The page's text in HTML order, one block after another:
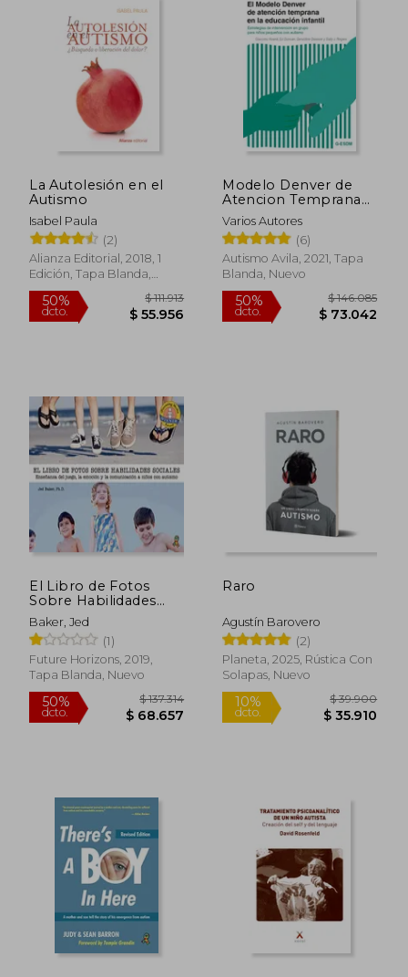
50%
dcto. $ 39.656
50%
dcto. $
La Autolesión en el
Autismo
Isabel Paula
(2)
Alianza Editorial, 2018, 1
Edición, Tapa Blanda,
Nuevo
50%
dcto.
$ 111.913
$ 55.956
Modelo Denver de
Atencion Temprana
en la Educacion
Infantil
Varios Autores
(6)
Autismo Avila, 2021, Tapa
Blanda, Nuevo
50%
dcto.
$
$
El Libro de Fotos
Sobre Habilidades
Sociales: Enseñanza
del Juego, la
Emoción y la
Comunicación a
Niños con Autismo
Baker, Jed
(1)
Future Horizons, 2019,
Tapa Blanda, Nuevo
Raro
Agustín Barovero
(2)
Planeta, 2025, Rústica Con
Solapas, Nuevo